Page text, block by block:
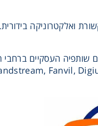
שותפיה העסקיים ברחבי